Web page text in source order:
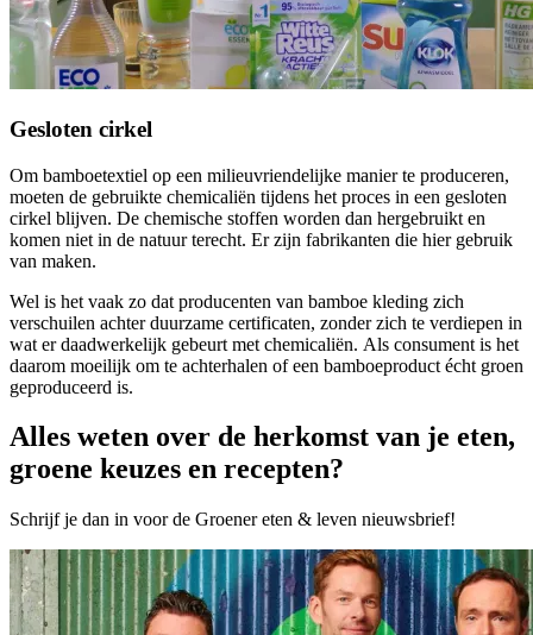
Gesloten cirkel
Om bamboetextiel op een milieuvriendelijke manier te produceren,
moeten de gebruikte chemicaliën tijdens het proces in een gesloten
cirkel blijven. De chemische stoffen worden dan hergebruikt en
komen niet in de natuur terecht. Er zijn fabrikanten die hier gebruik
van maken.
Wel is het vaak zo dat producenten van bamboe kleding zich
verschuilen achter duurzame certificaten, zonder zich te verdiepen in
wat er daadwerkelijk gebeurt met chemicaliën. Als consument is het
daarom moeilijk om te achterhalen of een bamboeproduct écht groen
geproduceerd is.
Alles weten over de herkomst van je eten,
groene keuzes en recepten?
Schrijf je dan in voor de Groener eten & leven nieuwsbrief!